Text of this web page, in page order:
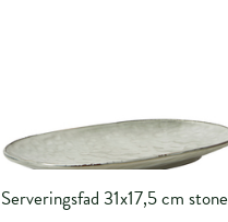
Serveringsfad 31x17,5 cm stone